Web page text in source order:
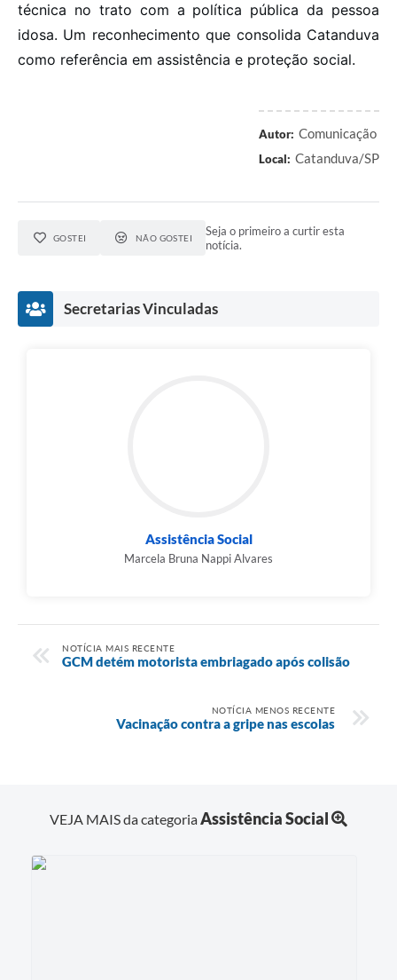
técnica no trato com a política pública da pessoa
idosa. Um reconhecimento que consolida Catanduva
como referência em assistência e proteção social.
Autor: Comunicação
Local: Catanduva/SP
GOSTEI NÃO GOSTEI
Seja o primeiro a curtir esta
notícia.
Secretarias Vinculadas
Assistência Social
Marcela Bruna Nappi Alvares
NOTÍCIA MAIS RECENTE
GCM detém motorista embriagado após colisão
NOTÍCIA MENOS RECENTE
Vacinação contra a gripe nas escolas
VEJA MAIS da categoriaAssistência Social